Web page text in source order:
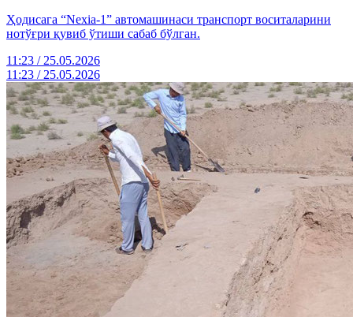
Ҳодисага “Nexia-1” автомашинаси транспорт воситаларини
нотўғри қувиб ўтиши сабаб бўлган.
11:23 / 25.05.2026
11:23 / 25.05.2026